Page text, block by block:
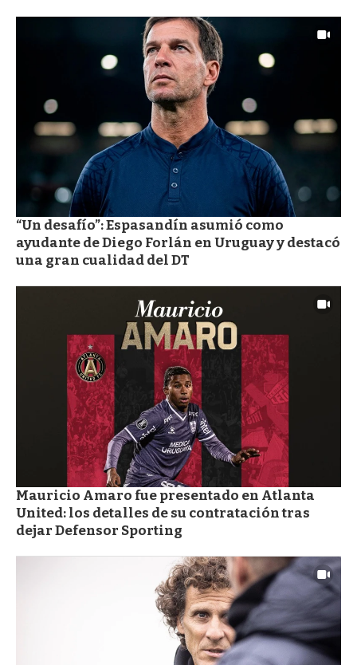
“Un desafío”: Espasandín asumió como
ayudante de Diego Forlán en Uruguay y destacó
una gran cualidad del DT
Mauricio Amaro fue presentado en Atlanta
United: los detalles de su contratación tras
dejar Defensor Sporting